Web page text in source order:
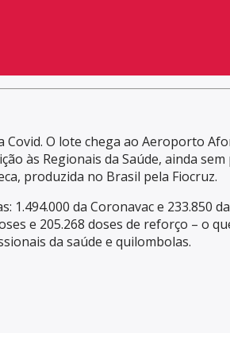
O lote chega ao Aeroporto
às Regionais da Saúde, ainda
produzida no Brasil pela Fiocruz.
1.494.000 da Coronavac e
e 205.268 doses de reforço – o
da saúde e quilombolas.